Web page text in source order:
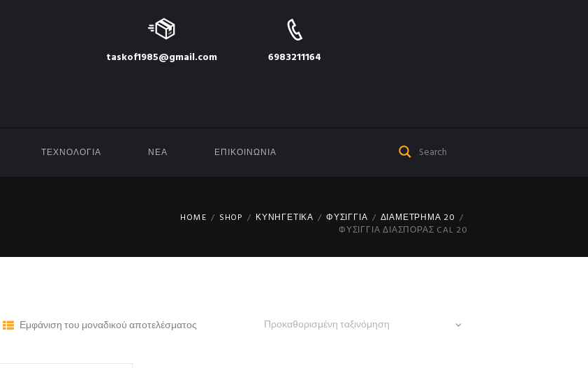
taskof1985@gmail.com 6983211164
ΤΕΧΝΟΛΟΓΙΑ ΝΕΑ ΕΠΙΚΟΙΝΩΝΙΑ
HOME SHOP ΚΥΝΗΓΕΤΙΚΑ ΦΥΣΙΓΓΙΑ
ΔΙΑΜΕΤΡΗΜΑ 20
ΦΥΣΙΓΓΙΑ ΔΙΑΣΠΟΡΑΣ CAL 20
Εμφάνιση του μοναδικού αποτελέσματος